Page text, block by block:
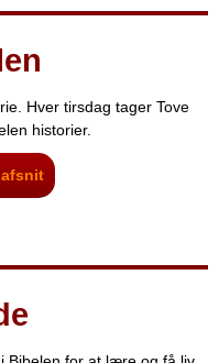
Hver tirsdag tager Tove
historier.
afsnit